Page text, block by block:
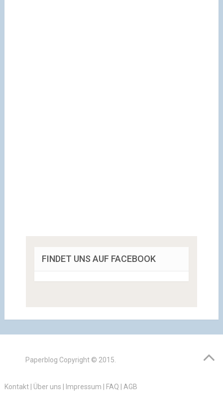
FINDET UNS AUF FACEBOOK
Paperblog Copyright © 2015.
Kontakt| Über uns Impressum FAQ AGB